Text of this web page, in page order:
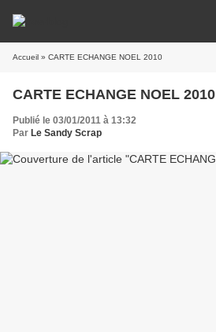
Accueil » CARTE ECHANGE NOEL 2010
CARTE ECHANGE NOEL 2010
Publié le 03/01/2011 à 13:32
Par Le Sandy Scrap